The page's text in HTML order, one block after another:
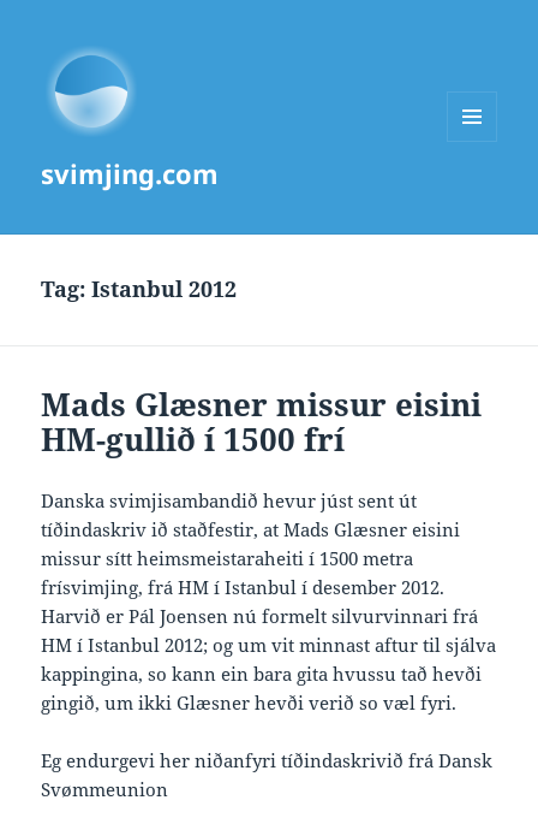
svimjing.com
Tag:Istanbul 2012
Mads Glæsner missur eisini
HM-gullið í 1500 frí
Danska svimjisambandið hevur júst sent út
tíðindaskriv ið staðfestir, at Mads Glæsner eisini
missur sítt heimsmeistaraheiti í 1500 metra
frísvimjing, frá HM í Istanbul í desember 2012.
Harvið er Pál Joensen nú formelt silvurvinnari frá
HM í Istanbul 2012; og um vit minnast aftur til sjálva
kappingina, so kann ein bara gita hvussu tað hevði
gingið, um ikki Glæsner hevði verið so væl fyri.
Eg endurgevi her niðanfyri tíðindaskrivið frá Dansk
Svømmeunion